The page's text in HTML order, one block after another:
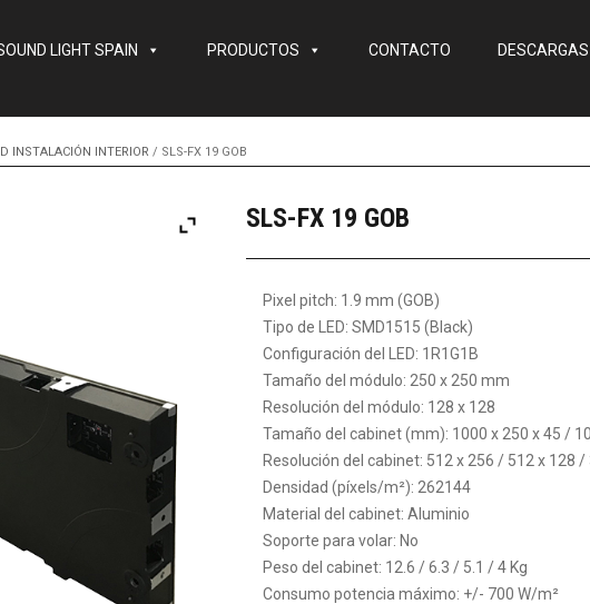
LIGHT SPAIN PRODUCTOS CONTACTO DESCARGAS
INSTALACIÓN INTERIOR / SLS-FX 19 GOB
SLS-FX 19 GOB
Pixel pitch: 1.9 mm (GOB)
Tipo de LED: SMD1515 (Black)
Configuración del LED: 1R1G1B
Tamaño del módulo: 250 x 250 mm
Resolución del módulo: 128 x 128
Tamaño del cabinet (mm): 1000 x 250 x 45 /
Resolución del cabinet: 512 x 256 / 512 x 128
Densidad (píxels/m²): 262144
Material del cabinet: Aluminio
Soporte para volar: No
Peso del cabinet: 12.6 / 6.3 / 5.1 / 4 Kg
Consumo potencia máximo: +/- 700 W/m²